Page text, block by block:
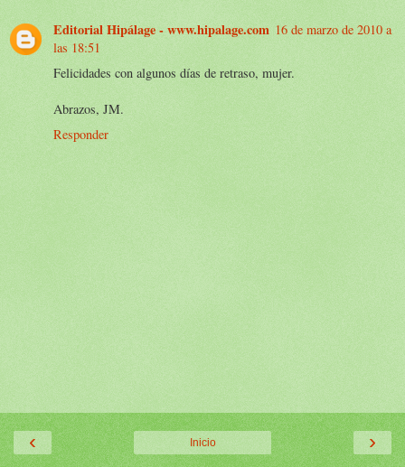
Editorial Hipálage - www.hipalage.com 16 de marzo de 2010 a
las 18:51
Felicidades con algunos días de retraso, mujer.
Abrazos, JM.
Responder
‹ ›
Inicio